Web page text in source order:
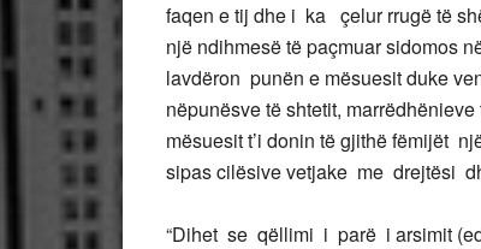
faqen e tij dhe i ka çelur rrugë të
një ndihmesë të paçmuar sidomos
lavdëron punën e mësuesit duke
nëpunësve të shtetit,
mësuesit t’i donin të gjithë fëmijët
sipas cilësive vetjake me drejtësi
“Dihet se qëllimi i parë i arsimit